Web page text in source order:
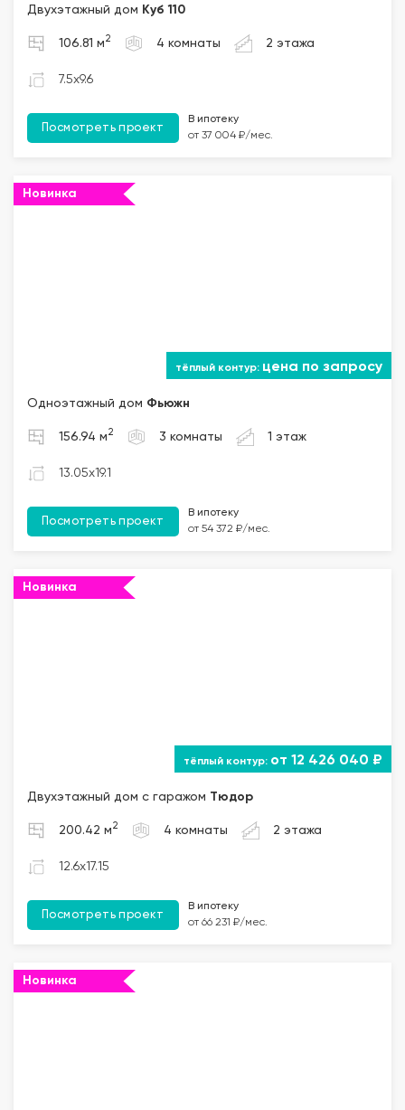
Двухэтажный дом Куб 110
106.81 м 2 4 комнаты 2 этажа
7.5x9.6
Посмотреть проект
В ипотеку
от 37 004 ₽/мес.
Новинка
цена по запросу
Одноэтажный дом Фьюжн
156.94 м 2 3 комнаты 1 этаж
13.05x19.1
Посмотреть проект
В ипотеку
от 54 372 ₽/мес.
Новинка
от 12 426 040 ₽
Двухэтажный дом с гаражом Тюдор
200.42 м 2 4 комнаты 2 этажа
12.6x17.15
Посмотреть проект
В ипотеку
от 66 231 ₽/мес.
Новинка